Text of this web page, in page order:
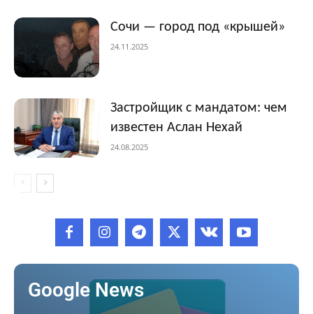
Сочи — город под «крышей»
24.11.2025
Застройщик с мандатом: чем
известен Аслан Нехай
24.08.2025
Google News